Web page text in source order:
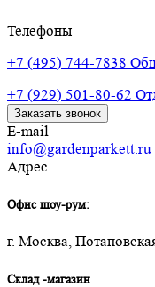
Телефоны
+7 (495) 744-7838
+7 (929) 501-80-62
Заказать звонок
E-mail
info@gardenparkett.ru
Адрес
Офис шоу-рум:
г. Москва,
Склад -магазин